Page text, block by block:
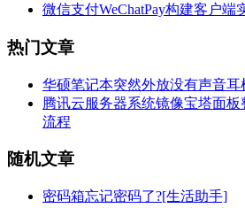
微信支付WeChatPay构建客户端
热门文章
华硕笔记本突然外放没有声音耳
腾讯云服务器系统镜像宝塔面
流程
随机文章
密码箱忘记密码了?[生活助手]